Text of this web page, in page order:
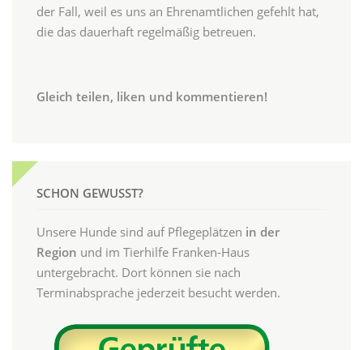
der Fall, weil es uns an Ehrenamtlichen gefehlt hat,
die das dauerhaft regelmäßig betreuen.
Gleich teilen, liken und kommentieren!
SCHON GEWUSST?
Unsere Hunde sind auf Pflegeplätzen in der
Region und im Tierhilfe Franken-Haus
untergebracht. Dort können sie nach
Terminabsprache jederzeit besucht werden.